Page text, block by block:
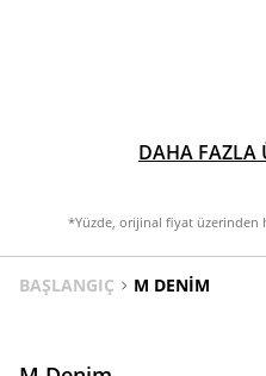
DAHA FAZLA
*Yüzde, orijinal fiyat üzerinden
BAŞLANGIÇ M DENIM